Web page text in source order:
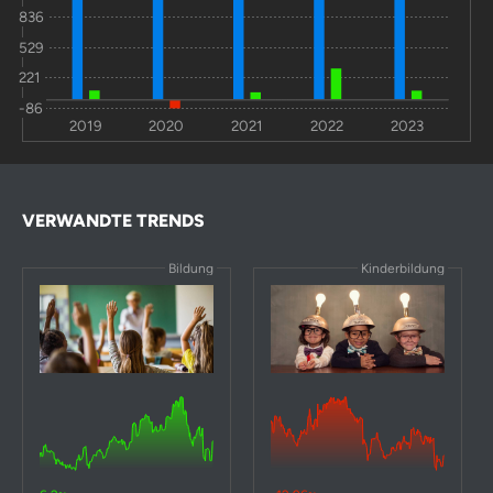
Match Group -5 -4,6 -79
Ebix Inc 0 -95 -98
Chegg Inc -1,4 -91 -99
2U Inc -3,6 -99 -100 -
2019 2020 2021 2022 2023
836
529
221
-86
VERWANDTE TRENDS
Bildung Kinderbildung